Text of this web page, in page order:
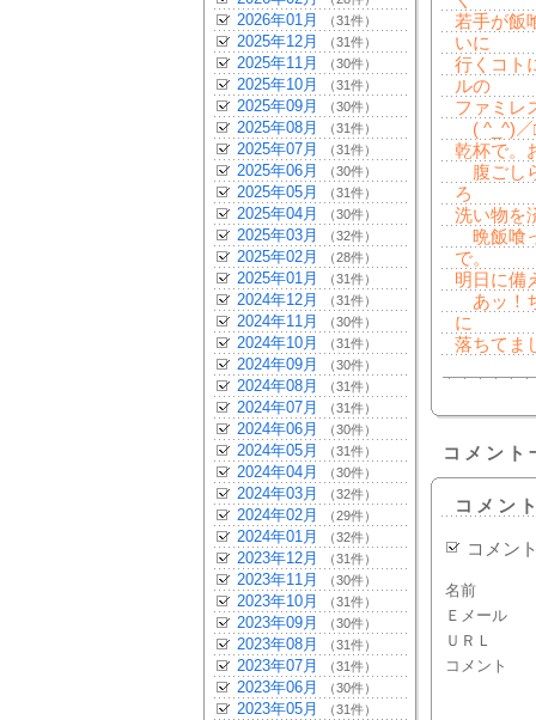
2026年01月 （31件）
2025年12月 （31件）
2025年11月 （30件）
2025年10月 （31件）
2025年09月 （30件）
2025年08月 （31件）
2025年07月 （31件）
2025年06月 （30件）
2025年05月 （31件）
2025年04月 （30件）
2025年03月 （32件）
2025年02月 （28件）
2025年01月 （31件）
2024年12月 （31件）
2024年11月 （30件）
2024年10月 （31件）
2024年09月 （30件）
2024年08月 （31件）
2024年07月 （31件）
2024年06月 （30件）
2024年05月 （31件）
2024年04月 （30件）
2024年03月 （32件）
2024年02月 （29件）
2024年01月 （32件）
2023年12月 （31件）
2023年11月 （30件）
2023年10月 （31件）
2023年09月 （30件）
2023年08月 （31件）
2023年07月 （31件）
2023年06月 （30件）
2023年05月 （31件）
若手が飯
いに
行くコト
ルの
ファミレ
( ^_^)／
乾杯で。
腹ごし
ろ
洗い物を
晩飯喰
で。
明日に備
あッ！
に
落ちてま
コメント
コメン
コメン
名前
Ｅメール
ＵＲＬ
コメント